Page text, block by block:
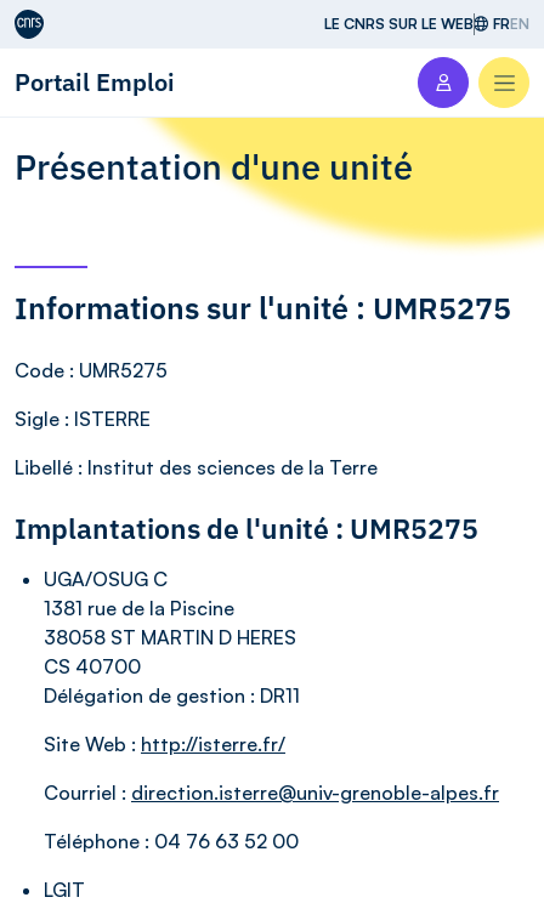
Aller au contenu LE CNRS SUR LE WEB FREN
Portail Emploi
Présentation d'une unité
Informations sur l'unité : UMR5275
Code : UMR5275
Sigle : ISTERRE
Libellé : Institut des sciences de la Terre
Implantations de l'unité : UMR5275
UGA/OSUG C
1381 rue de la Piscine
38058 ST MARTIN D HERES
CS 40700
Délégation de gestion : DR11
Site Web : http://isterre.fr/
Courriel : direction.isterre@univ-grenoble-alpes.fr
Téléphone : 04 76 63 52 00
LGIT